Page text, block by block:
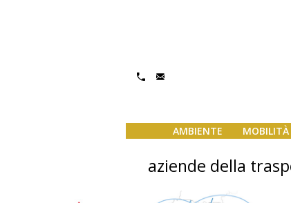
AMBIENTE MOBILITÀ
aziende della